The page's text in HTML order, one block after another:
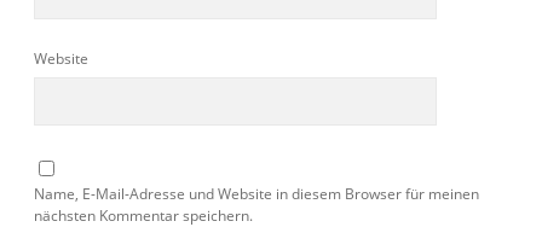
Website
Name, E-Mail-Adresse und Website in diesem Browser für meinen
nächsten Kommentar speichern.